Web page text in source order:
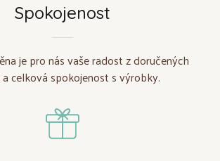
Spokojenost
je pro nás vaše radost z doručených
celková spokojenost s výrobky.